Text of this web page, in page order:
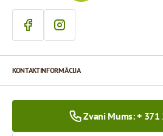
KONTAKTINFORMĀCIJA
Zvani Mums: +